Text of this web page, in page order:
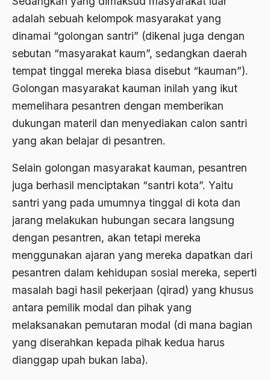
adalah sebuah kelompok masyarakat yang
dinamai “golongan santri” (dikenal juga dengan
sebutan “masyarakat kaum”, sedangkan daerah
tempat tinggal mereka biasa disebut “kauman”).
Golongan masyarakat kauman inilah yang ikut
memelihara pesantren dengan memberikan
dukungan materil dan menyediakan calon santri
yang akan belajar di pesantren.
Selain golongan masyarakat kauman, pesantren
juga berhasil menciptakan “santri kota”. Yaitu
santri yang pada umumnya tinggal di kota dan
jarang melakukan hubungan secara langsung
dengan pesantren, akan tetapi mereka
menggunakan ajaran yang mereka dapatkan dari
pesantren dalam kehidupan sosial mereka, seperti
masalah bagi hasil pekerjaan (qirad) yang khusus
antara pemilik modal dan pihak yang
melaksanakan pemutaran modal (di mana bagian
yang diserahkan kepada pihak kedua harus
dianggap upah bukan laba).
Agum Gumelar
Ahimsa
Ahli
ahli fikih
Ahli Ilmu Agama
Ahli waris
ahlul sunnah wal jamaah
Ahlussunnah
Ahlussunnah Wal jamaah
Ahmad Benbella
Ahmad Daudy
Ahmad Dhani
Ahmad Hasan Rurbi
Ahmad Khomeini
Ahmad Syafi’i Ma’arif